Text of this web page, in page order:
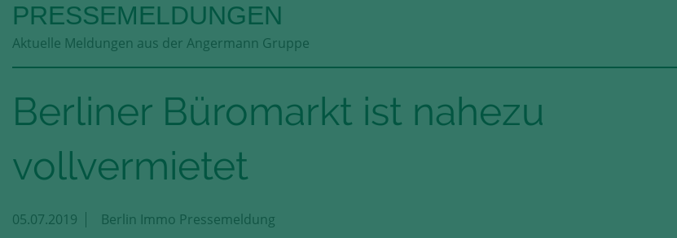
PRESSEMELDUNGEN
Aktuelle Meldungen aus der Angermann Gruppe
Berliner Büromarkt ist nahezu
vollvermietet
05.07.2019 Berlin Immo Pressemeldung